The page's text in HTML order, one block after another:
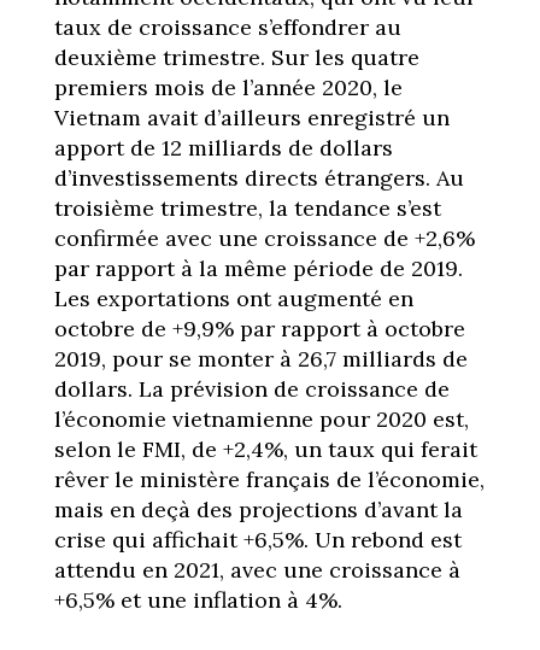
taux de croissance s’effondrer au
deuxième trimestre. Sur les quatre
premiers mois de l’année 2020, le
Vietnam avait d’ailleurs enregistré un
apport de 12 milliards de dollars
d’investissements directs étrangers. Au
troisième trimestre, la tendance s’est
confirmée avec une croissance de +2,6%
par rapport à la même période de 2019.
Les exportations ont augmenté en
octobre de +9,9% par rapport à octobre
2019, pour se monter à 26,7 milliards de
dollars. La prévision de croissance de
l’économie vietnamienne pour 2020 est,
selon le FMI, de +2,4%, un taux qui ferait
rêver le ministère français de l’économie,
mais en deçà des projections d’avant la
crise qui affichait +6,5%. Un rebond est
attendu en 2021, avec une croissance à
+6,5% et une inflation à 4%.